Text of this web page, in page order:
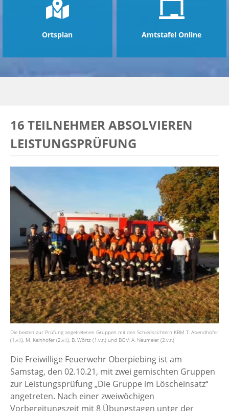
Ortsplan Amtstafel Online
16 TEILNEHMER ABSOLVIEREN
LEISTUNGSPRÜFUNG
Die beiden zur Prüfung angetretenen Gruppen mit den Schiedsrichtern KBM T. Abendhöfer
(1.v.l.), M. Kelnhofer (2.v.l.), B. Wörtz (1.v.r.) und BGM A. Neumeier (2.v.r.)
Die Freiwillige Feuerwehr Oberpiebing ist am
Samstag, den 02.10.21, mit zwei gemischten Gruppen
zur Leistungsprüfung „Die Gruppe im Löscheinsatz“
angetreten. Nach einer zweiwöchigen
Vorbereitungszeit mit 8 Übungstagen unter der